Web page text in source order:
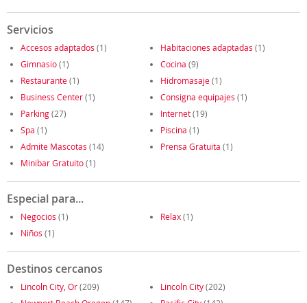
Servicios
Accesos adaptados (1) Habitaciones adaptadas (1)
Gimnasio(1) Cocina (9)
Restaurante(1) Hidromasaje(1)
Business Center(1) Consigna equipajes (1)
Parking(27) Internet(19)
Spa (1) Piscina (1)
Admite Mascotas (14) Prensa Gratuita (1)
Minibar Gratuito(1)
Especial para...
Negocios (1) Relax(1)
Niños (1)
Destinos cercanos
Lincoln City, Or(209) Lincoln City(202)